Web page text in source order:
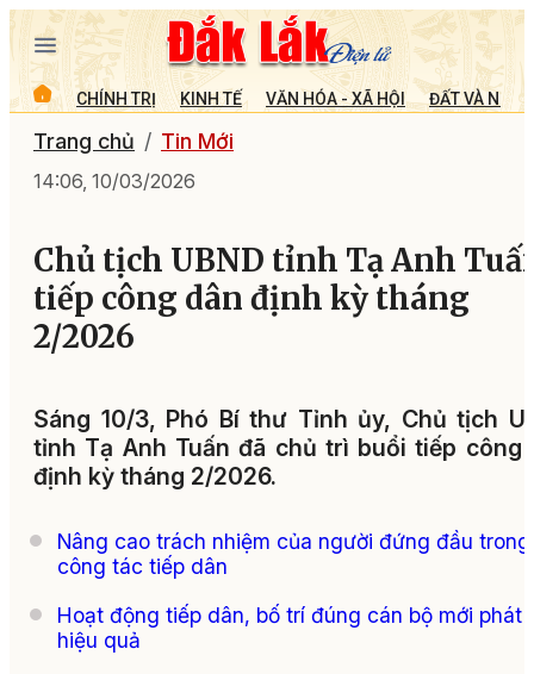
CHÍNH TRỊ KINH TẾ VĂN HÓA - XÃ HỘI ĐẤT VÀ
Trang chủ Tin Mới
14:06, 10/03/2026
Chủ tịch UBND tỉnh Tạ Anh
tiếp công dân định kỳ tháng
2/2026
Sáng 10/3, Phó Bí thư Tỉnh ủy, Chủ tịch
tỉnh Tạ Anh Tuấn đã chủ trì buổi tiếp công
định kỳ tháng 2/2026.
Nâng cao trách nhiệm của người đứng đầu trong
công tác tiếp dân
Hoạt động tiếp dân, bố trí đúng cán bộ mới phát
hiệu quả